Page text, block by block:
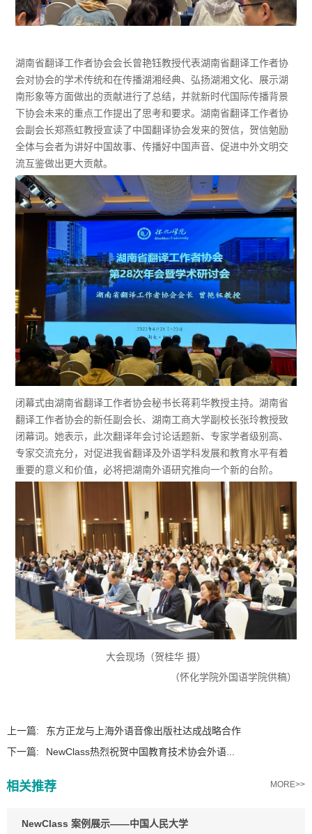
湖南省翻译工作者协会会长曾艳钰教授代表湖南省翻译工作者协
会对协会的学术传统和在传播湖湘经典、弘扬湖湘文化、展示湖
南形象等方面做出的贡献进行了总结，并就新时代国际传播背景
下协会未来的重点工作提出了思考和要求。湖南省翻译工作者协
会副会长郑燕虹教授宣读了中国翻译协会发来的贺信，贺信勉励
全体与会者为讲好中国故事、传播好中国声音、促进中外文明交
流互鉴做出更大贡献。
闭幕式由湖南省翻译工作者协会秘书长蒋莉华教授主持。湖南省
翻译工作者协会的新任副会长、湖南工商大学副校长张玲教授致
闭幕词。她表示，此次翻译年会讨论话题新、专家学者级别高、
专家交流充分，对促进我省翻译及外语学科发展和教育水平有着
重要的意义和价值，必将把湖南外语研究推向一个新的台阶。
大会现场（贺桂华 摄）
（怀化学院外国语学院供稿）
上一篇:
东方正龙与上海外语音像出版社达成战略合作
下一篇:
NewClass热烈祝贺中国教育技术协会外语...
相关推荐 MORE>>
NewClass 案例展示——中国人民大学